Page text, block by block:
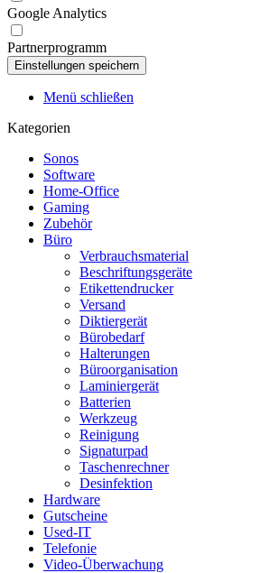
Google Analytics
Partnerprogramm
Menü schließen
Kategorien
Sonos
Software
Home-Office
Gaming
Zubehör
Büro
Verbrauchsmaterial
Beschriftungsgeräte
Etikettendrucker
Versand
Diktiergerät
Bürobedarf
Halterungen
Büroorganisation
Laminiergerät
Batterien
Werkzeug
Reinigung
Signaturpad
Taschenrechner
Desinfektion
Hardware
Gutscheine
Used-IT
Telefonie
Video-Überwachung